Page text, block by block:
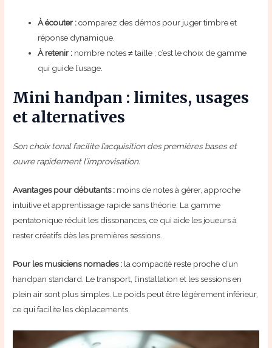
À écouter :comparez des démos pour juger timbre et
réponse dynamique.
À retenir : nombre notes ≠ taille ; c’est le choix de gamme
qui guide l’usage.
Mini handpan : limites, usages
et alternatives
Son choix tonal facilite l’acquisition des premières bases et
ouvre rapidement l’improvisation.
Avantages pour débutants : moins de notes à gérer, approche
intuitive et apprentissage rapide sans théorie. La gamme
pentatonique réduit les dissonances, ce qui aide les joueurs à
rester créatifs dès les premières sessions.
Pour les musiciens nomades : la compacité reste proche d’un
handpan standard. Le transport, l’installation et les sessions en
plein air sont plus simples. Le poids peut être légèrement inférieur,
ce qui facilite les déplacements.